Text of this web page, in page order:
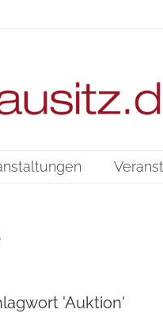
'Auktion'